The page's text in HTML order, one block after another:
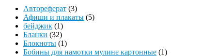
Автореферат (3)
Афиши и плакаты (5)
бейджик (1)
Бланки (32)
Блокноты (1)
Бобины для намотки мулине картонные (1)